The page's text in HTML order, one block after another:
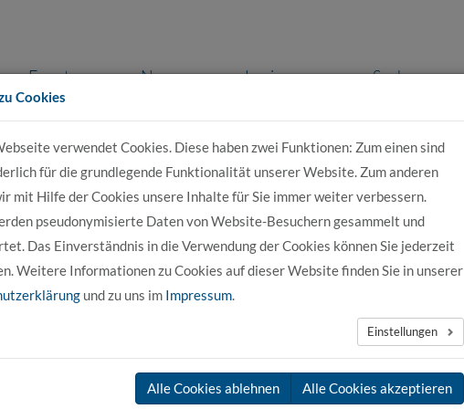
Events News Login Suche
Bewerber Für Studierende Für Unternehmen
Wirtschaftsingenieurwesen DUAL
Cookies
verwendet Cookies. Diese haben zwei Funktionen: Zum einen sind
für die grundlegende Funktionalität unserer Website. Zum anderen
mit Hilfe der Cookies unsere Inhalte für Sie immer weiter verbessern.
pseudonymisierte Daten von Website-Besuchern gesammelt und
Das Einverständnis in die Verwendung der Cookies können Sie jederzeit
Weitere Informationen zu Cookies auf dieser Website finden Sie in unserer
und zu uns im Impressum.
Einstellungen
Alle Cookies ablehnen Alle Cookies akzeptieren